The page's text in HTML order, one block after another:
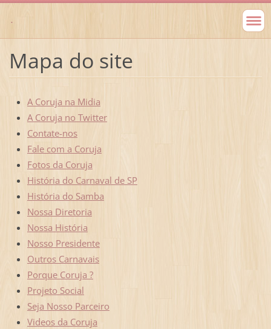
.
Mapa do site
A Coruja na Midia
A Coruja no Twitter
Contate-nos
Fale com a Coruja
Fotos da Coruja
História do Carnaval de SP
História do Samba
Nossa Diretoria
Nossa História
Nosso Presidente
Outros Carnavais
Porque Coruja ?
Projeto Social
Seja Nosso Parceiro
Videos da Coruja